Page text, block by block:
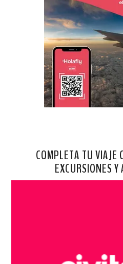
COMPLETA TU VIAJE
EXCURSIONES